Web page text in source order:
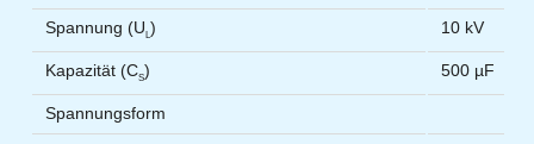
Spannung (UL ) 10 kV
Kapazität (CS) 500 µF
Spannungsform